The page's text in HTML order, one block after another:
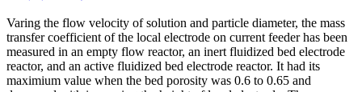
Varing the flow velocity of solution and particle diameter, the mass
transfer coefficient of the local electrode on current feeder has been
measured in an empty flow reactor, an inert fluidized bed electrode
reactor, and an active fluidized bed electrode reactor. It had its
maximium value when the bed porosity was 0.6 to 0.65 and